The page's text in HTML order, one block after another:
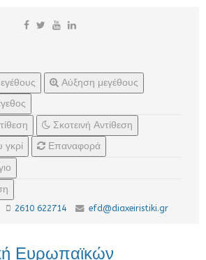
Αύξηση μεγέθους
Σκοτεινή Αντίθεση
γκρί
Επαναφορά
2610 622714 efd@diaxeiristiki.gr